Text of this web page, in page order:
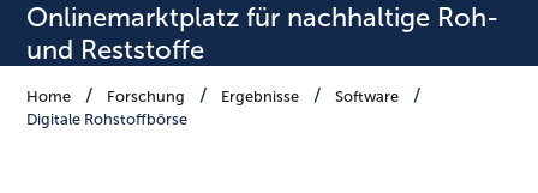
Onlinemarktplatz für nachhaltige Roh-
und Reststoffe
Home Forschung Ergebnisse
Software
Digitale Rohstoffbörse